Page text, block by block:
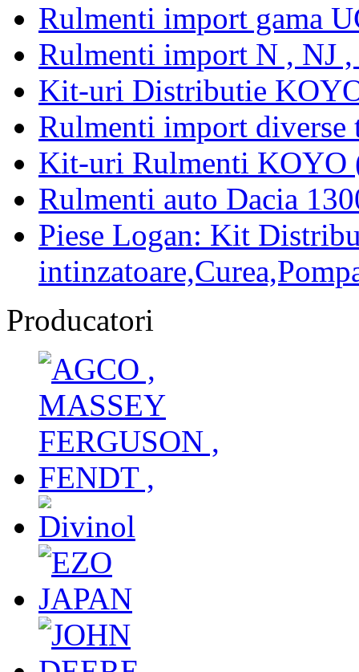
Rulmenti import gama
Rulmenti import N , NJ
Kit-uri Distributie
Rulmenti import
Kit-uri Rulmenti KOYO
Rulmenti auto Dacia
Piese Logan: Kit
Producatori